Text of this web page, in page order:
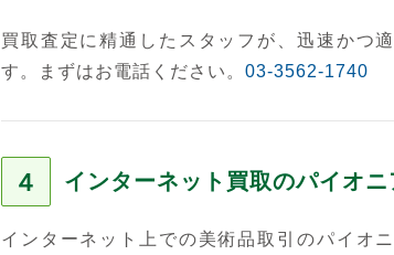
買取査定に精通したスタッフが、迅速かつ
す。まずはお電話ください。 03-3562-1740
４ インターネット買取のパイオニ
インターネット上での美術品取引のパイオ